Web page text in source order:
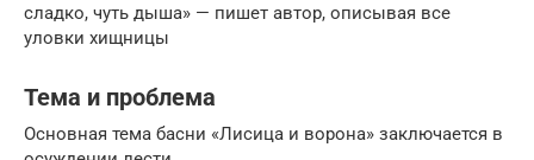
сладко, чуть дыша» — пишет автор, описывая все
уловки хищницы
Тема и проблема
Основная тема басни «Лисица и ворона» заключается в